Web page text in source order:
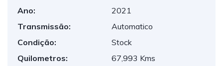
Ano:
2021
Transmissão:
Automatico
Condição:
Stock
Quilometros:
67,993 Kms